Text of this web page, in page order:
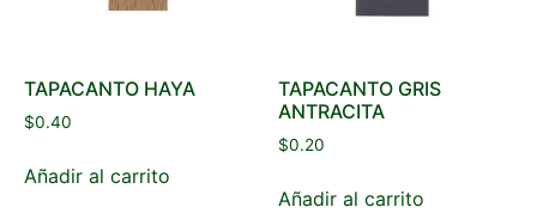
TAPACANTO HAYA
$0.40
Añadir al carrito
TAPACANTO GRIS
ANTRACITA
$0.20
Añadir al carrito